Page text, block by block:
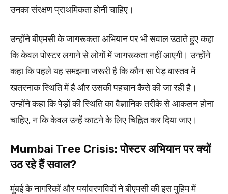
उनका संरक्षण प्राथमिकता होनी चाहिए।
उन्होंने बीएमसी के जागरूकता अभियान पर भी सवाल उठाते हुए कहा
कि केवल पोस्टर लगाने से लोगों में जागरूकता नहीं आएगी। उन्होंने
कहा कि पहले यह समझना जरूरी है कि कौन सा पेड़ वास्तव में
खतरनाक स्थिति में है और उसकी पहचान कैसे की जा रही है।
उन्होंने कहा कि पेड़ों की स्थिति का वैज्ञानिक तरीके से आकलन होना
चाहिए, न कि केवल उन्हें काटने के लिए चिह्नित कर दिया जाए।
Mumbai Tree Crisis: पोस्टर अभियान पर क्यों
उठ रहे हैं सवाल?
मुंबई के नागरिकों और पर्यावरणविदों ने बीएमसी की इस मुहिम में